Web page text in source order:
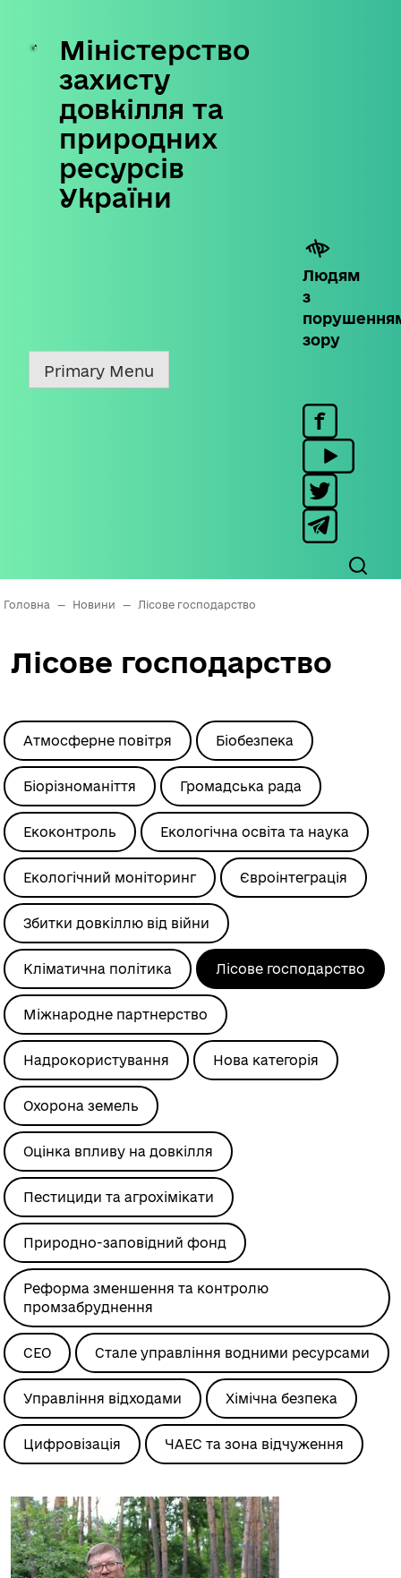
Skip
content
Міністерство
захисту
довкілля та
природних
ресурсів
України
Людям
з
зору
Primary Menu
Головна — Новини — Лісове господарство
Лісове господарство
Атмосферне повітря Біобезпека
Біорізноманіття Громадська рада
Екоконтроль Екологічна освіта та наука
Екологічний моніторинг Євроінтеграція
Збитки довкіллю від війни
Кліматична політика Лісове господарство
Міжнародне партнерство
Надрокористування Нова категорія
Охорона земель
Оцінка впливу на довкілля
Пестициди та агрохімікати
Природно-заповідний фонд
Реформа зменшення та контролю
промзабруднення
СЕО Стале управління водними ресурсами
Управління відходами Хімічна безпека
Цифровізація ЧАЕС та зона відчуження